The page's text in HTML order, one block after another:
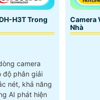
H3T Trong
camera
độ phân giải
nét, khả năng
AI phát hiện
Camera
Nhà